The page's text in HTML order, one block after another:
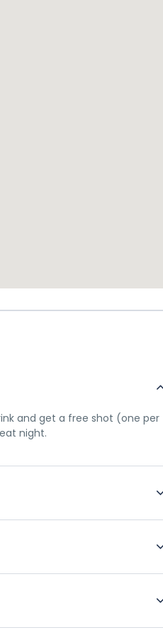
事。 现在预订–早鸟票数量有限，
and get a free shot (one per
night.
paying 70 euros on-spot using
244 407 or ask the bar